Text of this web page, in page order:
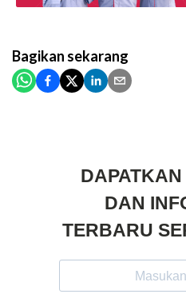
Bagikan sekarang